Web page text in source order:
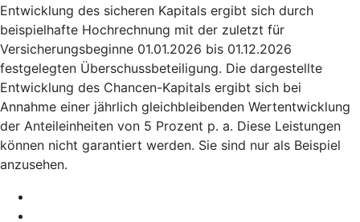
Entwicklung des sicheren Kapitals ergibt sich durch
beispielhafte Hochrechnung mit der zuletzt für
Versicherungsbeginne 01.01.2026 bis 01.12.2026
festgelegten Überschussbeteiligung. Die dargestellte
Entwicklung des Chancen-Kapitals ergibt sich bei
Annahme einer jährlich gleichbleibenden Wertentwicklung
der Anteileinheiten von 5 Prozent p. a. Diese Leistungen
können nicht garantiert werden. Sie sind nur als Beispiel
anzusehen.